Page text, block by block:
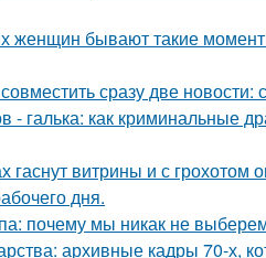
женщин бывают такие
сразу две новости:
- галька: как криминальные
гаснут витрины и с
дня.
почему мы никак не
архивные кадры 70-х,